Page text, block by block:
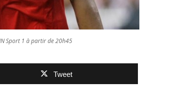
Sport 1 à partir de 20h45
Tweet